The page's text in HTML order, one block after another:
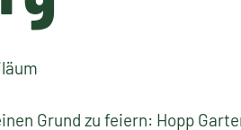
Grund zu feiern: Hopp